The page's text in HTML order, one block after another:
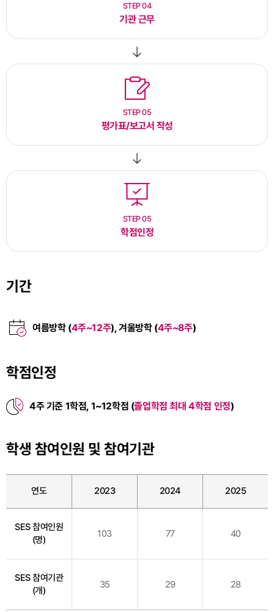
STEP 04
기관 근무
STEP 05
평가표/보고서 작성
STEP 05
학점인정
기간
여름방학 (4주~12주), 겨울방학 (4주~8주)
학점인정
4주 기준 1학점, 1~12학점 (졸업학점 최대 4학점 인정)
학생 참여인원 및 참여기관
연도 2023 2024 2025
SES 참여인원
(명)
103 77 40
SES 참여기관
(개)
35 29 28